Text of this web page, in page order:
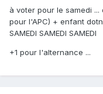
à voter pour le samedi
pour l'APC) + enfant
SAMEDI SAMEDI SAMEDI
+1 pour l'alternance ...